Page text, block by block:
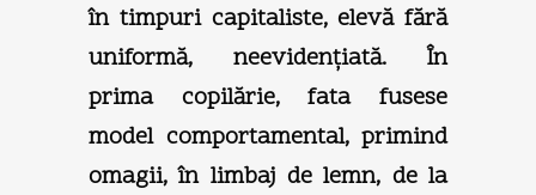
în timpuri capitaliste, elevă fără
uniformă, neevidenţiată. În
prima copilărie, fata fusese
model comportamental, primind
omagii, în limbaj de lemn, de la